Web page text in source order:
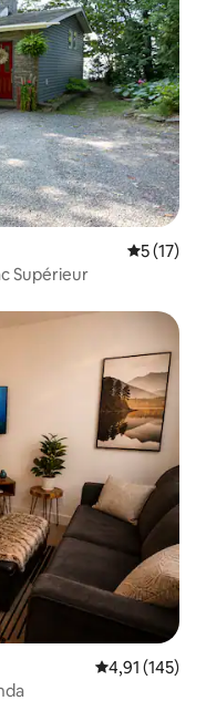
5 (17)
Supérieur
Évaluation
4,91 (145)